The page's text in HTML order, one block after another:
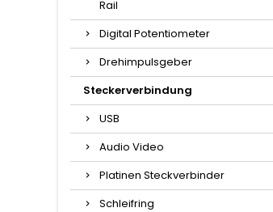
Rail
Digital Potentiometer
Drehimpulsgeber
Steckerverbindung
USB
Audio Video
Platinen Steckverbinder
Schleifring